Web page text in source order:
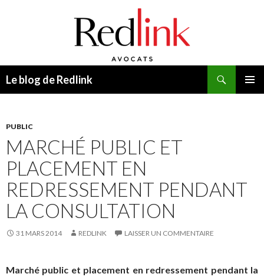
Le blog de Redlink
PUBLIC
MARCHÉ PUBLIC ET
PLACEMENT EN
REDRESSEMENT PENDANT
LA CONSULTATION
31 MARS 2014 REDLINK LAISSER UN COMMENTAIRE
Marché public et placement en redressement pendant la